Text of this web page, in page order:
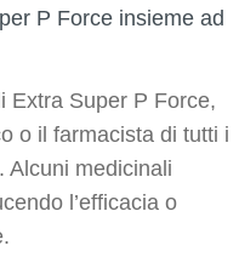
P Force insieme ad
Extra Super P Force,
o il farmacista di tutti i
Alcuni medicinali
l’efficacia o